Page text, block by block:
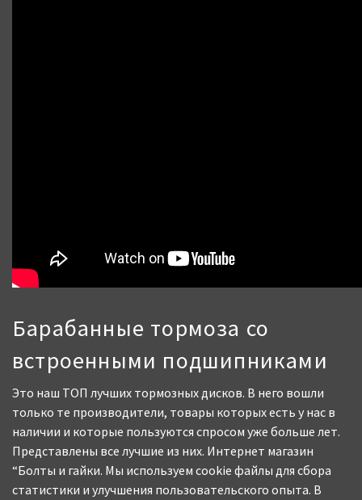
Барабанные тормоза со
встроенными подшипниками
Это наш ТОП лучших тормозных дисков. В него вошли
только те производители, товары которых есть у нас в
наличии и которые пользуются спросом уже больше лет.
Представлены все лучшие из них. Интернет магазин
“Болты и гайки. Мы используем cookie файлы для сбора
статистики и улучшения пользовательского опыта. В